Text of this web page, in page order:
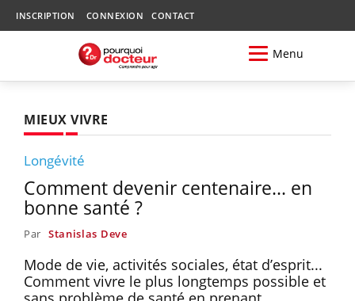
INSCRIPTION CONNEXION CONTACT
Menu